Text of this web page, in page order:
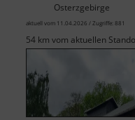
Osterzgebirge
aktuell vom 11.04.2026 / Zugriffe: 881
54 km vom aktuellen